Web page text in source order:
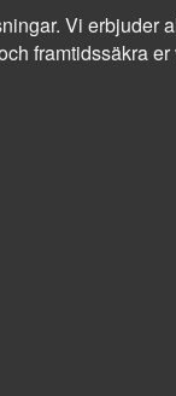
Vi erbjuder
framtidssäkra er